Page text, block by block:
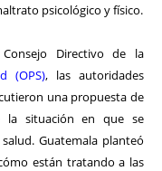
psicológico y físico.
Directivo de la
(OPS), las autoridades
una propuesta de
la situación en que se
Guatemala planteó
están tratando a las